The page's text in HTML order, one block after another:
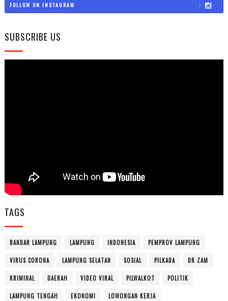
FOLLOW ON INSTAGRAM
SUBSCRIBE US
TAGS
BANDAR LAMPUNG LAMPUNG INDONESIA PEMPROV LAMPUNG
VIRUS CORONA LAMPUNG SELATAN SOSIAL PILKADA DR ZAM
KRIMINAL DAERAH VIDEO VIRAL PILWALKOT POLITIK
LAMPUNG TENGAH EKONOMI LOWONGAN KERJA